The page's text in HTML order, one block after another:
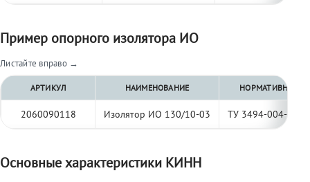
Пример опорного изолятора ИО
Листайте вправо →
АРТИКУЛ НАИМЕНОВАНИЕ НОРМАТИВНЫЙ
2060090118 Изолятор ИО 130/10-03 ТУ 3494-004-
Основные характеристики КИНН